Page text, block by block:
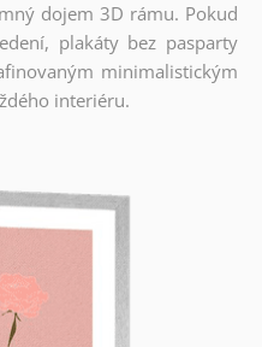
dojem 3D rámu. Pokud
plakáty bez pasparty
minimalistickým
interiéru.